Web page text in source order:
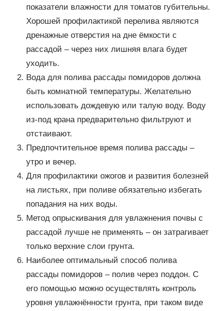
показатели влажности для томатов губительны.
Хорошей профилактикой перелива являются
дренажные отверстия на дне ёмкости с
рассадой – через них лишняя влага будет
уходить.
Вода для полива рассады помидоров должна
быть комнатной температуры. Желательно
использовать дождевую или талую воду. Воду
из-под крана предварительно фильтруют и
отстаивают.
Предпочтительное время полива рассады –
утро и вечер.
Для профилактики ожогов и развития болезней
на листьях, при поливе обязательно избегать
попадания на них воды.
Метод опрыскивания для увлажнения почвы с
рассадой лучше не применять – он затрагивает
только верхние слои грунта.
Наиболее оптимальный способ полива
рассады помидоров – полив через поддон. С
его помощью можно осуществлять контроль
уровня увлажнённости грунта, при таком виде